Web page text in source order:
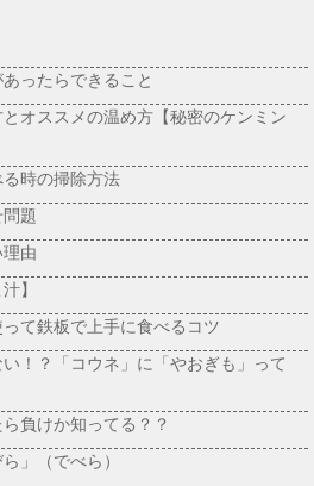
ったらできること
オススメの温め方【秘密のケンミン
時の掃除方法
題
由
】
て鉄板で上手に食べるコツ
！？「コウネ」に「やおぎも」って
負けか知ってる？？
」（でべら）